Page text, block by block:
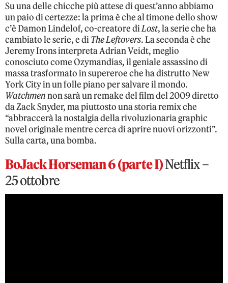
Su una delle chicche più attese di quest’anno abbiamo
un paio di certezze: la prima è che al timone dello show
c’è Damon Lindelof, co-creatore diLost, la serie che ha
cambiato le serie, e diThe Leftovers. La seconda è che
Jeremy Irons interpreta Adrian Veidt, meglio
conosciuto come Ozymandias, il geniale assassino di
massa trasformato in supereroe che ha distrutto New
York City in un folle piano per salvare il mondo.
Watchmennon sarà un remake del film del 2009 diretto
da Zack Snyder, ma piuttosto una storia remix che
“abbraccerà la nostalgia della rivoluzionaria graphic
novel originale mentre cerca di aprire nuovi orizzonti”.
Sulla carta, una bomba.
BoJack Horseman 6 (parte I)Netflix –
25 ottobre